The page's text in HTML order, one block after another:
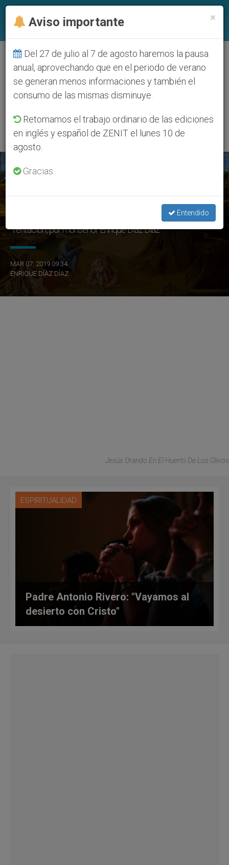
ETIQUETA
Posts Tagged ‘I
Domingo De
Cuaresma’
ÚLTIMAS NOTICIAS
'Tentación', por monseñor Enrique Díaz Díaz
MAR 07, 2019 09:34
ENRIQUE DÍAZ DÍAZ
Jesús Orando En El Huerto De Los Olivos
ESPIRITUALIDAD
Padre Antonio Rivero: "Vayamos al
desierto con Cristo"
×
Aviso importante
Del 27 de julio al 7 de agosto haremos la pausa
anual, aprovechando que en el periodo de verano
se generan menos informaciones y también el
consumo de las mismas disminuye.
Retomamos el trabajo ordinario de las ediciones
en inglés y español de ZENIT el lunes 10 de
agosto.
Gracias.
Entendido